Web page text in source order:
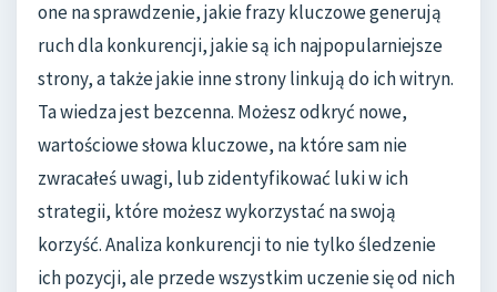
one na sprawdzenie, jakie frazy kluczowe generują
ruch dla konkurencji, jakie są ich najpopularniejsze
strony, a także jakie inne strony linkują do ich witryn.
Ta wiedza jest bezcenna. Możesz odkryć nowe,
wartościowe słowa kluczowe, na które sam nie
zwracałeś uwagi, lub zidentyfikować luki w ich
strategii, które możesz wykorzystać na swoją
korzyść. Analiza konkurencji to nie tylko śledzenie
ich pozycji, ale przede wszystkim uczenie się od nich